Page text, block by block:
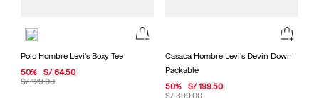
Polo Hombre Levi's Boxy Tee
S/ 129.00
50% S/ 64.50
Casaca Hombre Levi's Devin Down
Packable
S/ 399.00
50% S/ 199.50